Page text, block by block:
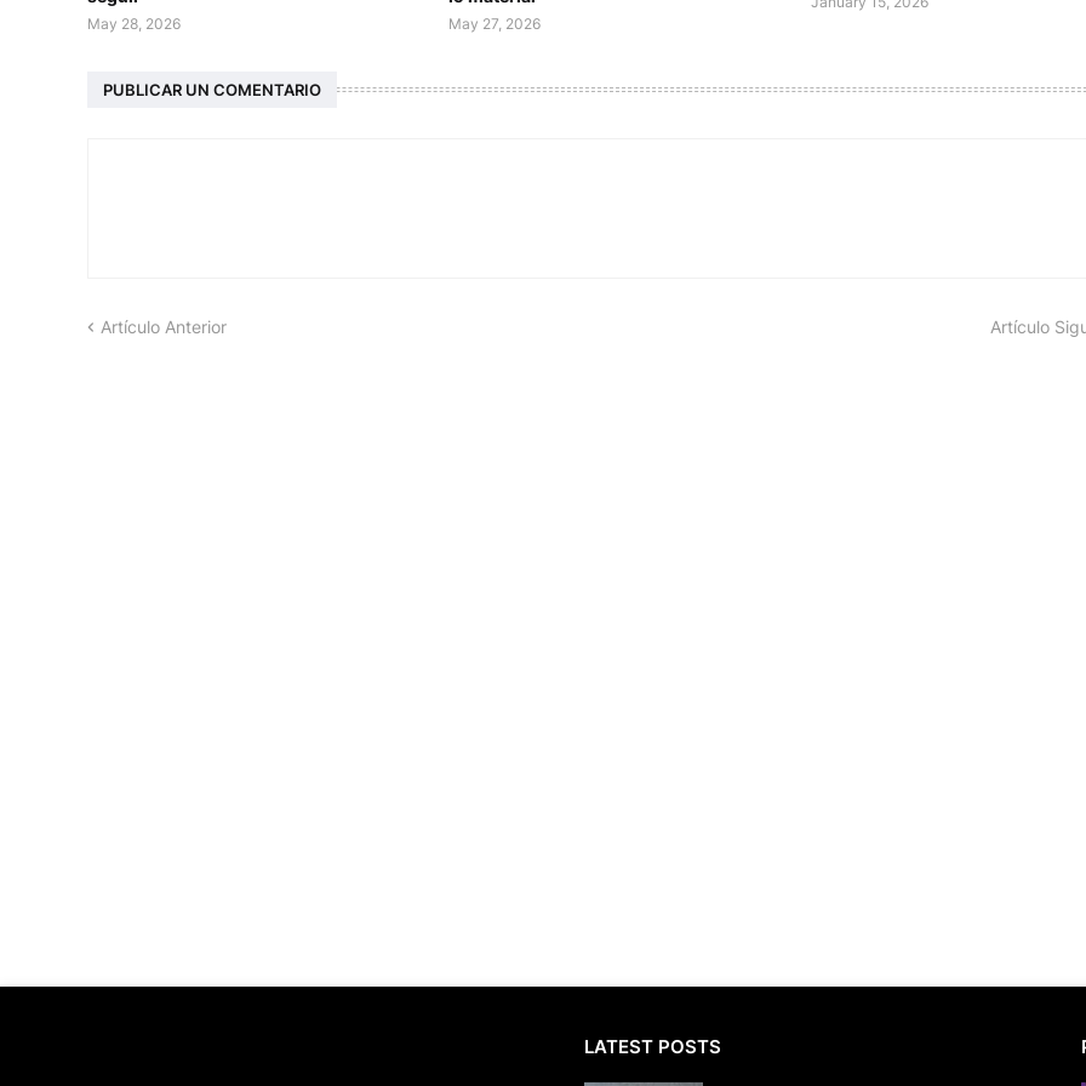
May 28, 2026 May 27, 2026
PUBLICAR UN COMENTARIO
Artículo Anterior Artículo
LATEST POSTS